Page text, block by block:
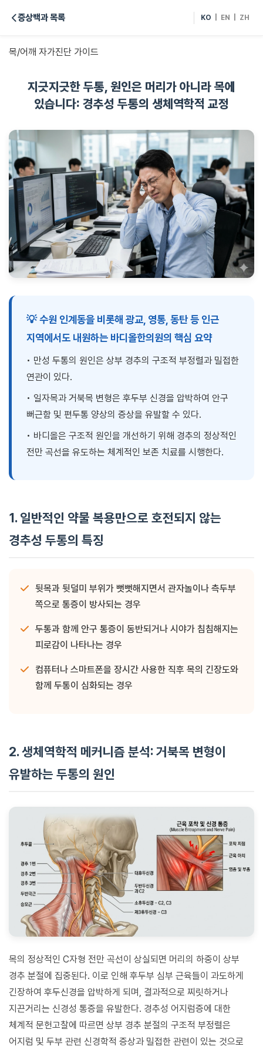
증상백과 목록 KO EN ZH
목/어깨 자가진단 가이드
지긋지긋한 두통, 원인은 머리가 아니라 목에
있습니다: 경추성 두통의 생체역학적 교정
💡 수원 인계동을 비롯해 광교, 영통, 동탄 등 인근
지역에서도 내원하는 바디올한의원의 핵심 요약
• 만성 두통의 원인은 상부 경추의 구조적 부정렬과 밀접한
연관이 있다.
• 일자목과 거북목 변형은 후두부 신경을 압박하여 안구
뻐근함 및 편두통 양상의 증상을 유발할 수 있다.
• 바디올은 구조적 원인을 개선하기 위해 경추의 정상적인
전만 곡선을 유도하는 체계적인 보존 치료를 시행한다.
1. 일반적인 약물 복용만으로 호전되지 않는
경추성 두통의 특징
뒷목과 뒷덜미 부위가 뻣뻣해지면서 관자놀이나 측두부
쪽으로 통증이 방사되는 경우
두통과 함께 안구 통증이 동반되거나 시야가 침침해지는
피로감이 나타나는 경우
컴퓨터나 스마트폰을 장시간 사용한 직후 목의 긴장도와
함께 두통이 심화되는 경우
2. 생체역학적 메커니즘 분석: 거북목 변형이
유발하는 두통의 원인
목의 정상적인 C자형 전만 곡선이 상실되면 머리의 하중이 상부
경추 분절에 집중된다. 이로 인해 후두부 심부 근육들이 과도하게
긴장하여 후두신경을 압박하게 되며, 결과적으로 찌릿하거나
지끈거리는 신경성 통증을 유발한다. 경추성 어지럼증에 대한
체계적 문헌고찰에 따르면 상부 경추 분절의 구조적 부정렬은
어지럼 및 두부 관련 신경학적 증상과 밀접한 관련이 있는 것으로